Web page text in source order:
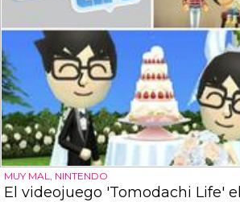
MUY MAL, NINTENDO
El videojuego 'Tomodachi Life'